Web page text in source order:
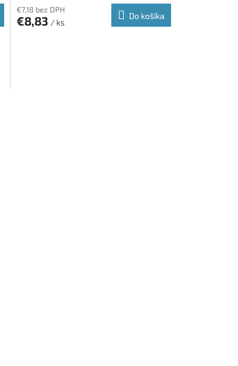
€7,18 bez DPH
€8,83 / ks
Do košíka